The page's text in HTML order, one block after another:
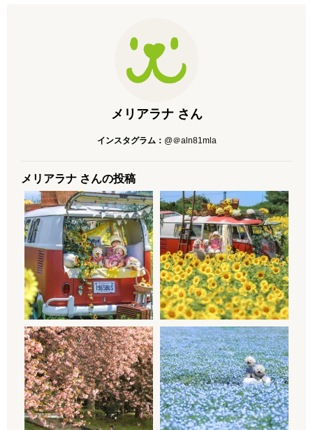
メリアラナ さん
インスタグラム： @＠aln81mla
メリアラナ さんの投稿